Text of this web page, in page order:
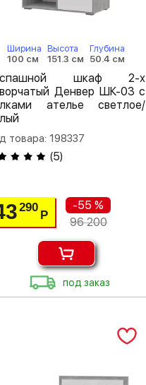
Ширина
100 см
Высота
151.3 см
Глубина
50.4 см
шкаф 2-х
Денвер ШК-03 с
ателье светлое/
товара: 198337
(5)
290
Р
-55 %
96 200
под заказ